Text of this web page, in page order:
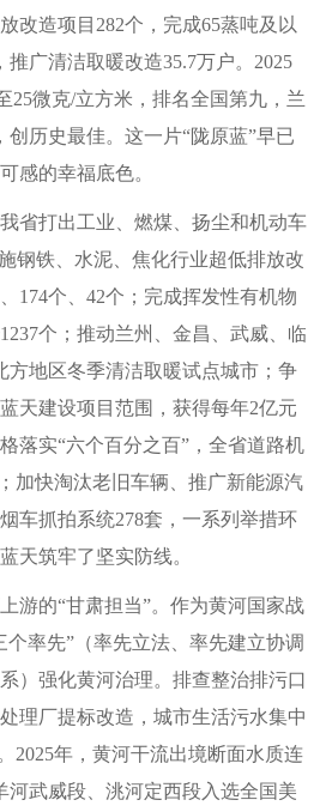
改造项目282个，完成65蒸吨及以
推广清洁取暖改造35.7万户。2025
25微克/立方米，排名全国第九，兰
创历史最佳。这一片“陇原蓝”早已
感的幸福底色。
打出工业、燃煤、扬尘和机动车
钢铁、水泥、焦化行业超低排放改
174个、42个；完成挥发性有机物
个；推动兰州、金昌、武威、临
方地区冬季清洁取暖试点城市；争
天建设项目范围，获得每年2亿元
落实“六个百分之百”，全省道路机
加快淘汰老旧车辆、推广新能源汽
车抓拍系统278套，一系列举措环
天筑牢了坚实防线。
的“甘肃担当”。作为黄河国家战
率先”（率先立法、率先建立协调
）强化黄河治理。排查整治排污口
理厂提标改造，城市生活污水集中
2025年，黄河干流出境断面水质连
河武威段、洮河定西段入选全国美